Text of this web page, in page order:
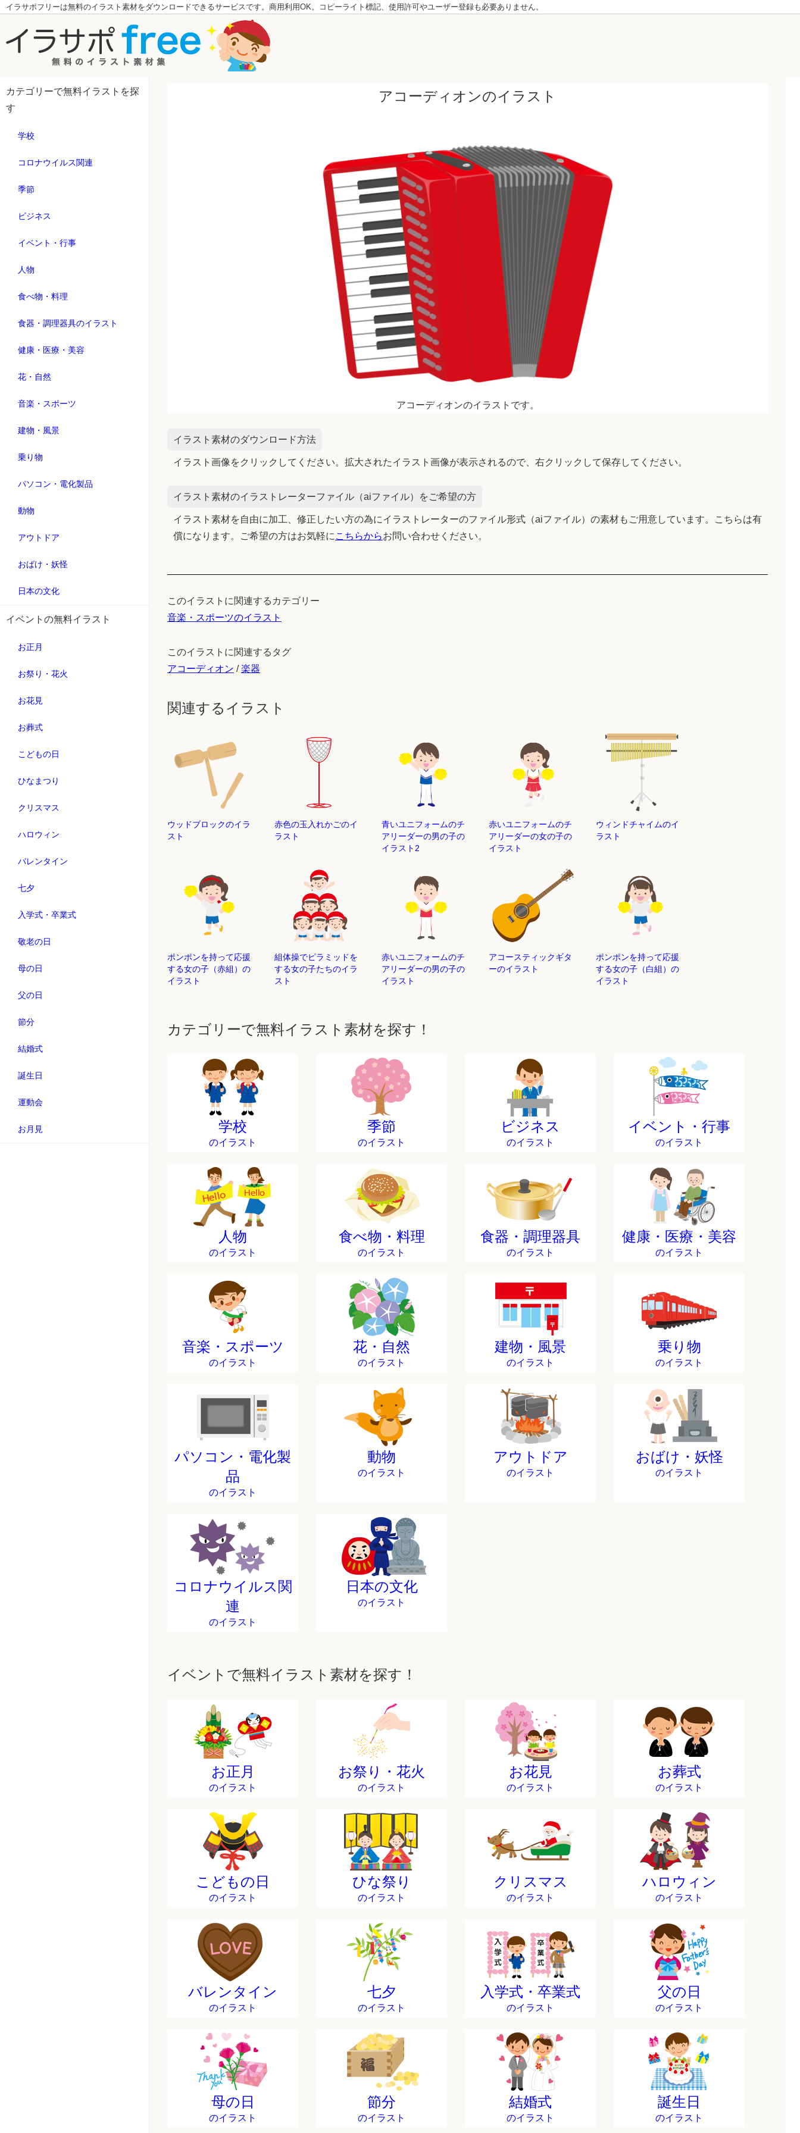
イラサポフリーは無料のイラスト素材をダウンロードできるサービスです。商用利用OK。コピーライト標記、使用許可やユーザー登録も必要ありません。
カテゴリーで無料イラストを探
す
学校
コロナウイルス関連
季節
ビジネス
イベント・行事
人物
食べ物・料理
食器・調理器具のイラスト
健康・医療・美容
花・自然
音楽・スポーツ
建物・風景
乗り物
パソコン・電化製品
動物
アウトドア
おばけ・妖怪
日本の文化
イベントの無料イラスト
お正月
お祭り・花火
お花見
お葬式
こどもの日
ひなまつり
クリスマス
ハロウィン
バレンタイン
七夕
入学式・卒業式
敬老の日
母の日
父の日
節分
結婚式
誕生日
運動会
お月見
アコーディオンのイラスト
アコーディオンのイラストです。
イラスト素材のダウンロード方法
イラスト画像をクリックしてください。拡大されたイラスト画像が表示されるので、右クリックして保存してください。
イラスト素材のイラストレーターファイル（aiファイル）をご希望の方
イラスト素材を自由に加工、修正したい方の為にイラストレーターのファイル形式（aiファイル）の素材もご用意しています。こちらは有
償になります。ご希望の方はお気軽に こちらからお問い合わせください。
このイラストに関連するカテゴリー
音楽・スポーツのイラスト
このイラストに関連するタグ
アコーディオン /楽器
関連するイラスト
ウッドブロックのイラ
スト
赤色の玉入れかごのイ
ラスト
青いユニフォームのチ
アリーダーの男の子の
イラスト2
赤いユニフォームのチ
アリーダーの女の子の
イラスト
ウィンドチャイムのイ
ラスト
ポンポンを持って応援
する女の子（赤組）の
イラスト
組体操でピラミッドを
する女の子たちのイラ
スト
赤いユニフォームのチ
アリーダーの男の子の
イラスト
アコースティックギタ
ーのイラスト
ポンポンを持って応援
する女の子（白組）の
イラスト
カテゴリーで無料イラスト素材を探す！
学校
のイラスト
季節
のイラスト
ビジネス
のイラスト
イベント・行事
のイラスト
人物
のイラスト
食べ物・料理
のイラスト
食器・調理器具
のイラスト
健康・医療・美容
のイラスト
音楽・スポーツ
のイラスト
花・自然
のイラスト
建物・風景
のイラスト
乗り物
のイラスト
パソコン・電化製
品
のイラスト
動物
のイラスト
アウトドア
のイラスト
おばけ・妖怪
のイラスト
コロナウイルス関
連
のイラスト
日本の文化
のイラスト
イベントで無料イラスト素材を探す！
お正月
のイラスト
お祭り・花火
のイラスト
お花見
のイラスト
お葬式
のイラスト
こどもの日
のイラスト
ひな祭り
のイラスト
クリスマス
のイラスト
ハロウィン
のイラスト
バレンタイン
のイラスト
七夕
のイラスト
入学式・卒業式
のイラスト
父の日
のイラスト
母の日
のイラスト
節分
のイラスト
結婚式
のイラスト
誕生日
のイラスト